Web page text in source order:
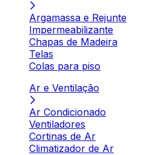
Argamassa e Rejunte
Impermeabilizante
Chapas de Madeira
Telas
Colas para piso
Ar e Ventilação
Ar Condicionado
Ventiladores
Cortinas de Ar
Climatizador de Ar